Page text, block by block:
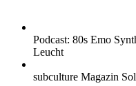
Podcast: 80s Emo
Leucht
subculture Magazin